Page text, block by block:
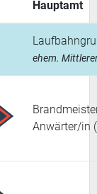
Hauptamt
ehem.
Anwärter/in